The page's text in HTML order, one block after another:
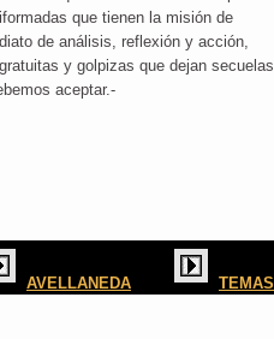
que tienen la misión de
de análisis, reflexión y acción,
y golpizas que dejan secuelas
aceptar.-
AVELLANEDA TEMAS